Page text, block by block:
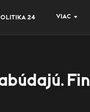
24 VIAC